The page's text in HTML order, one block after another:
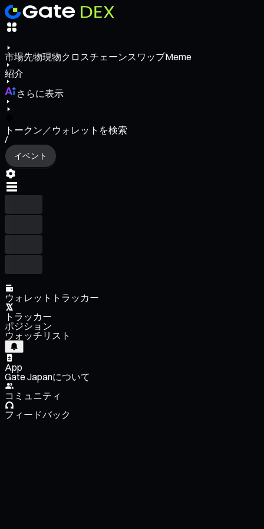
市場先物現物クロスチェーンスワップMeme
紹介
さらに表示
トークン／ウォレットを検索
/
イベント
ウォレットトラッカー
トラッカー
ポジション
ウォッチリスト
App
Gate Japanについて
コミュニティ
フィードバック